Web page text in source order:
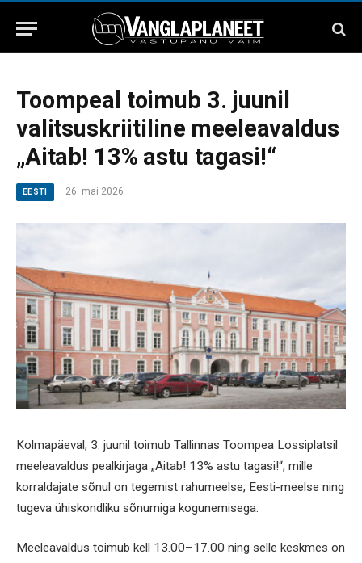
Toompeal toimub 3. juunil
valitsuskriitiline meeleavaldus
„Aitab! 13% astu tagasi!“
EESTI 26. mai 2026
Kolmapäeval, 3. juunil toimub Tallinnas Toompea Lossiplatsil
meeleavaldus pealkirjaga „Aitab! 13% astu tagasi!“, mille
korraldajate sõnul on tegemist rahumeelse, Eesti-meelse ning
tugeva ühiskondliku sõnumiga kogunemisega.
Meeleavaldus toimub kell 13.00–17.00 ning selle keskmes on